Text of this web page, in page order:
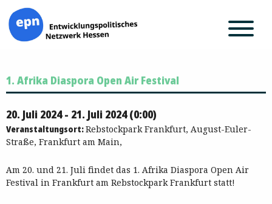
Inhalt
springen
1. Afrika Diaspora Open Air Festival
20. Juli 2024 - 21. Juli 2024 (0:00)
Veranstaltungsort:Rebstockpark Frankfurt, August-Euler-
Straße, Frankfurt am Main,
Am 20. und 21. Juli findet das 1. Afrika Diaspora Open Air
Festival in Frankfurt am Rebstockpark Frankfurt statt!